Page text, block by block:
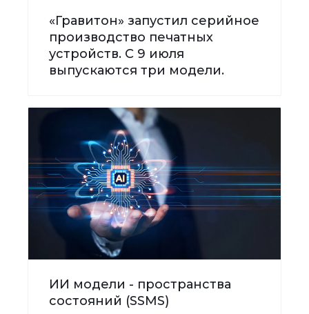
«Гравитон» запустил серийное
производство печатных
устройств. С 9 июля
выпускаются три модели.
ИИ модели - пространства
состояний (SSMS)